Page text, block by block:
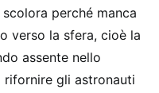
perché manca
verso la sfera, cioè la
assente nello
rifornire gli astronauti